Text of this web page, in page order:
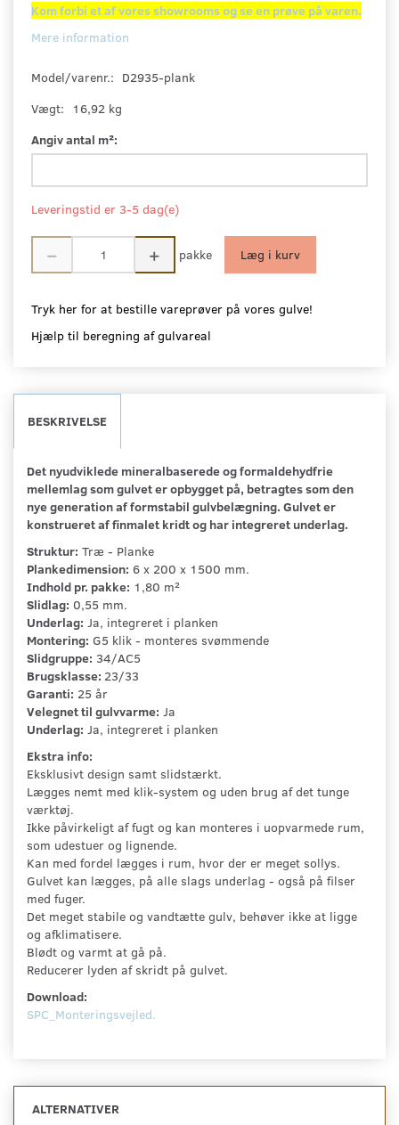
Kom forbi et af vores showrooms og se en prøve på varen.
Mere information
Model/varenr.: D2935-plank
Vægt:
16,92 kg
Angiv antal m²:
Leveringstid er 3-5 dag(e)
pakke Læg i kurv
Tryk her for at bestille vareprøver på vores gulve!
Hjælp til beregning af gulvareal
BESKRIVELSE
Det nyudviklede mineralbaserede og formaldehydfrie
mellemlag som gulvet er opbygget på, betragtes som den
nye generation af formstabil gulvbelægning. Gulvet er
konstrueret af finmalet kridt og har integreret underlag.
Struktur: Træ - Planke
Plankedimension: 6 x 200 x 1500 mm.
Indhold pr. pakke: 1,80 m²
Slidlag: 0,55 mm.
Underlag: Ja, integreret i planken
Montering: G5 klik - monteres svømmende
Slidgruppe: 34/AC5
Brugsklasse: 23/33
Garanti: 25 år
Velegnet til gulvvarme: Ja
Underlag: Ja, integreret i planken
Ekstra info:
Eksklusivt design samt slidstærkt.
Lægges nemt med klik-system og uden brug af det tunge
værktøj.
Ikke påvirkeligt af fugt og kan monteres i uopvarmede rum,
som udestuer og lignende.
Kan med fordel lægges i rum, hvor der er meget sollys.
Gulvet kan lægges, på alle slags underlag - også på filser
med fuger.
Det meget stabile og vandtætte gulv, behøver ikke at ligge
og afklimatisere.
Blødt og varmt at gå på.
Reducerer lyden af skridt på gulvet.
Download:
SPC_Monteringsvejled.
ALTERNATIVER